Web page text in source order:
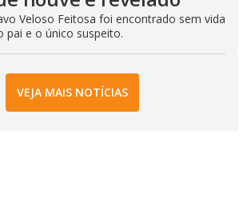
Veloso Feitosa foi encontrado sem vida
pai e o único suspeito.
VEJA MAIS NOTÍCIAS